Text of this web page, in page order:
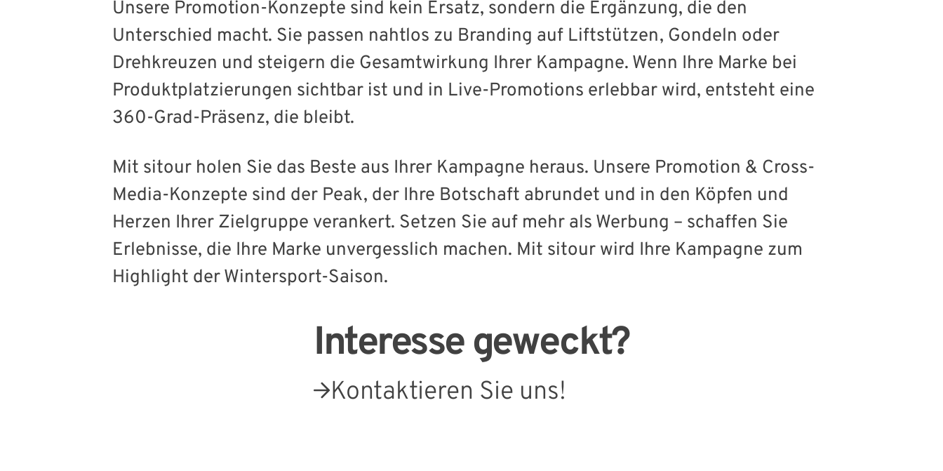
Unsere Promotion-Konzepte sind kein Ersatz, sondern die Ergänzung, die den
Unterschied macht. Sie passen nahtlos zu Branding auf Liftstützen, Gondeln oder
Drehkreuzen und steigern die Gesamtwirkung Ihrer Kampagne. Wenn Ihre Marke bei
Produktplatzierungen sichtbar ist und in Live-Promotions erlebbar wird, entsteht eine
360-Grad-Präsenz, die bleibt.
Mit sitour holen Sie das Beste aus Ihrer Kampagne heraus. Unsere Promotion & Cross-
Media-Konzepte sind der Peak, der Ihre Botschaft abrundet und in den Köpfen und
Herzen Ihrer Zielgruppe verankert. Setzen Sie auf mehr als Werbung – schaffen Sie
Erlebnisse, die Ihre Marke unvergesslich machen. Mit sitour wird Ihre Kampagne zum
Highlight der Wintersport-Saison.
Interesse geweckt?
Kontaktieren Sie uns!